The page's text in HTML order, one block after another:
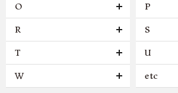
O P
R S
T U
W etc